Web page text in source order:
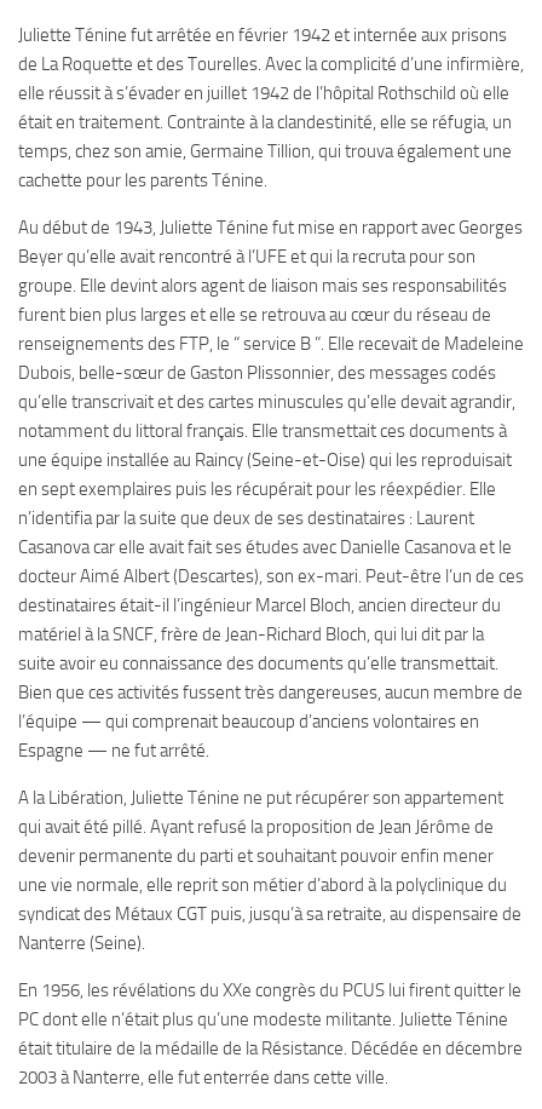
Juliette Ténine fut arrêtée en février 1942 et internée aux prisons
de La Roquette et des Tourelles. Avec la complicité d’une infirmière,
elle réussit à s’évader en juillet 1942 de l’hôpital Rothschild où elle
était en traitement. Contrainte à la clandestinité, elle se réfugia, un
temps, chez son amie, Germaine Tillion, qui trouva également une
cachette pour les parents Ténine.
Au début de 1943, Juliette Ténine fut mise en rapport avec Georges
Beyer qu’elle avait rencontré à l’UFE et qui la recruta pour son
groupe. Elle devint alors agent de liaison mais ses responsabilités
furent bien plus larges et elle se retrouva au cœur du réseau de
renseignements des FTP, le “ service B ”. Elle recevait de Madeleine
Dubois, belle-sœur de Gaston Plissonnier, des messages codés
qu’elle transcrivait et des cartes minuscules qu’elle devait agrandir,
notamment du littoral français. Elle transmettait ces documents à
une équipe installée au Raincy (Seine-et-Oise) qui les reproduisait
en sept exemplaires puis les récupérait pour les réexpédier. Elle
n’identifia par la suite que deux de ses destinataires : Laurent
Casanova car elle avait fait ses études avec Danielle Casanova et le
docteur Aimé Albert (Descartes), son ex-mari. Peut-être l’un de ces
destinataires était-il l’ingénieur Marcel Bloch, ancien directeur du
matériel à la SNCF, frère de Jean-Richard Bloch, qui lui dit par la
suite avoir eu connaissance des documents qu’elle transmettait.
Bien que ces activités fussent très dangereuses, aucun membre de
l’équipe — qui comprenait beaucoup d’anciens volontaires en
Espagne — ne fut arrêté.
A la Libération, Juliette Ténine ne put récupérer son appartement
qui avait été pillé. Ayant refusé la proposition de Jean Jérôme de
devenir permanente du parti et souhaitant pouvoir enfin mener
une vie normale, elle reprit son métier d’abord à la polyclinique du
syndicat des Métaux CGT puis, jusqu’à sa retraite, au dispensaire de
Nanterre (Seine).
En 1956, les révélations du XXe congrès du PCUS lui firent quitter le
PC dont elle n’était plus qu’une modeste militante. Juliette Ténine
était titulaire de la médaille de la Résistance. Décédée en décembre
2003 à Nanterre, elle fut enterrée dans cette ville.